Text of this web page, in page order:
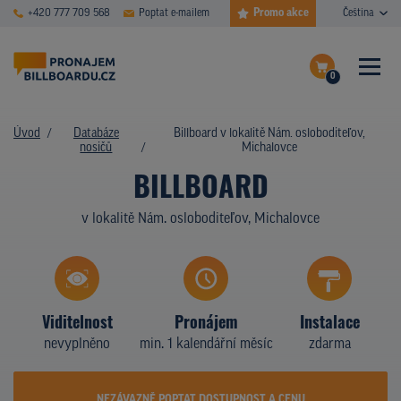
+420 777 709 568 Poptat e-mailem Promo akce Čeština
0
Dokončit poptávku
ČASTÉ DOTAZY
PLOCHY V AKCI
TYPY NOSIČŮ
Z PRAXE
Úvod
Databáze
nosičů
Billboard v lokalitě Nám. osloboditeľov,
Michalovce
BILLBOARD
v lokalitě Nám. osloboditeľov, Michalovce
Viditelnost
nevyplněno
Pronájem
min. 1 kalendářní měsíc
Instalace
zdarma